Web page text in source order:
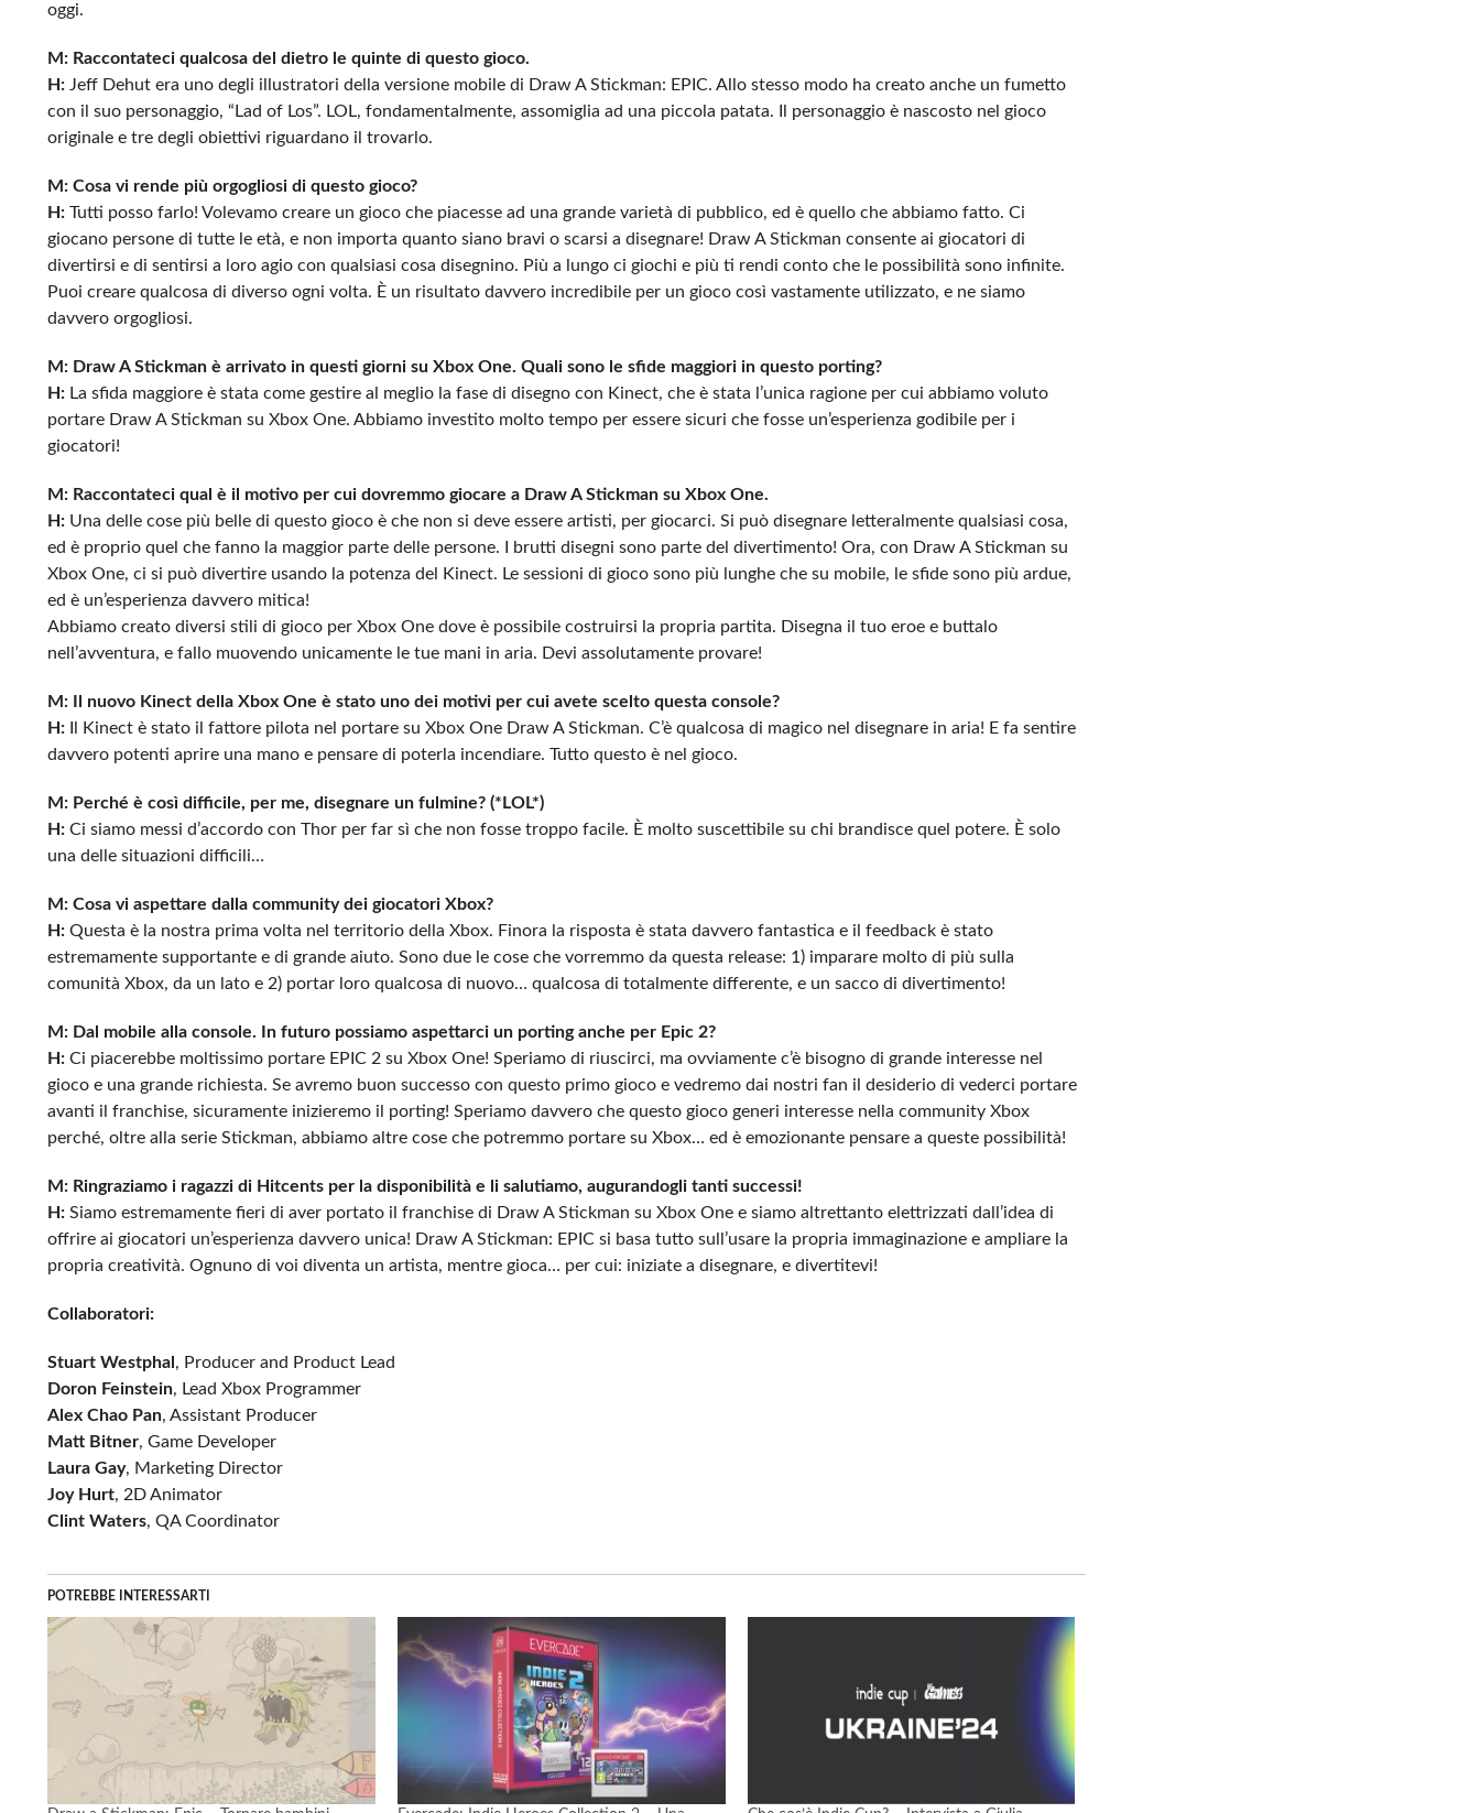
oggi.
M: Raccontateci qualcosa del dietro le quinte di questo gioco.
H:Jeff Dehut era uno degli illustratori della versione mobile di Draw A Stickman: EPIC. Allo stesso modo ha creato anche un fumetto
con il suo personaggio, “Lad of Los”. LOL, fondamentalmente, assomiglia ad una piccola patata. Il personaggio è nascosto nel gioco
originale e tre degli obiettivi riguardano il trovarlo.
M: Cosa vi rende più orgogliosi di questo gioco?
H:Tutti posso farlo! Volevamo creare un gioco che piacesse ad una grande varietà di pubblico, ed è quello che abbiamo fatto. Ci
giocano persone di tutte le età, e non importa quanto siano bravi o scarsi a disegnare! Draw A Stickman consente ai giocatori di
divertirsi e di sentirsi a loro agio con qualsiasi cosa disegnino. Più a lungo ci giochi e più ti rendi conto che le possibilità sono infinite.
Puoi creare qualcosa di diverso ogni volta. È un risultato davvero incredibile per un gioco così vastamente utilizzato, e ne siamo
davvero orgogliosi.
M: Draw A Stickman è arrivato in questi giorni su Xbox One. Quali sono le sfide maggiori in questo porting?
H: La sfida maggiore è stata come gestire al meglio la fase di disegno con Kinect, che è stata l’unica ragione per cui abbiamo voluto
portare Draw A Stickman su Xbox One. Abbiamo investito molto tempo per essere sicuri che fosse un’esperienza godibile per i
giocatori!
M: Raccontateci qual è il motivo per cui dovremmo giocare a Draw A Stickman su Xbox One.
H: Una delle cose più belle di questo gioco è che non si deve essere artisti, per giocarci. Si può disegnare letteralmente qualsiasi cosa,
ed è proprio quel che fanno la maggior parte delle persone. I brutti disegni sono parte del divertimento! Ora, con Draw A Stickman su
Xbox One, ci si può divertire usando la potenza del Kinect. Le sessioni di gioco sono più lunghe che su mobile, le sfide sono più ardue,
ed è un’esperienza davvero mitica!
Abbiamo creato diversi stili di gioco per Xbox One dove è possibile costruirsi la propria partita. Disegna il tuo eroe e buttalo
nell’avventura, e fallo muovendo unicamente le tue mani in aria. Devi assolutamente provare!
M: Il nuovo Kinect della Xbox One è stato uno dei motivi per cui avete scelto questa console?
H:
Il Kinect è stato il fattore pilota nel portare su Xbox One Draw A Stickman. C’è qualcosa di magico nel disegnare in aria! E fa sentire
davvero potenti aprire una mano e pensare di poterla incendiare. Tutto questo è nel gioco.
M: Perché è così difficile, per me, disegnare un fulmine? (*LOL*)
H: Ci siamo messi d’accordo con Thor per far sì che non fosse troppo facile. È molto suscettibile su chi brandisce quel potere. È solo
una delle situazioni difficili…
M: Cosa vi aspettare dalla community dei giocatori Xbox?
H: Questa è la nostra prima volta nel territorio della Xbox. Finora la risposta è stata davvero fantastica e il feedback è stato
estremamente supportante e di grande aiuto. Sono due le cose che vorremmo da questa release: 1) imparare molto di più sulla
comunità Xbox, da un lato e 2) portar loro qualcosa di nuovo… qualcosa di totalmente differente, e un sacco di divertimento!
M: Dal mobile alla console. In futuro possiamo aspettarci un porting anche per Epic 2?
H: Ci piacerebbe moltissimo portare EPIC 2 su Xbox One! Speriamo di riuscirci, ma ovviamente c’è bisogno di grande interesse nel
gioco e una grande richiesta. Se avremo buon successo con questo primo gioco e vedremo dai nostri fan il desiderio di vederci portare
avanti il franchise, sicuramente inizieremo il porting! Speriamo davvero che questo gioco generi interesse nella community Xbox
perché, oltre alla serie Stickman, abbiamo altre cose che potremmo portare su Xbox… ed è emozionante pensare a queste possibilità!
M: Ringraziamo i ragazzi di Hitcents per la disponibilità e li salutiamo, augurandogli tanti successi!
H:Siamo estremamente fieri di aver portato il franchise di Draw A Stickman su Xbox One e siamo altrettanto elettrizzati dall’idea di
offrire ai giocatori un’esperienza davvero unica! Draw A Stickman: EPIC si basa tutto sull’usare la propria immaginazione e ampliare la
propria creatività. Ognuno di voi diventa un artista, mentre gioca… per cui: iniziate a disegnare, e divertitevi!
Collaboratori:
Stuart Westphal , Producer and Product Lead
Doron Feinstein, Lead Xbox Programmer
Alex Chao Pan, Assistant Producer
Matt Bitner, Game Developer
Laura Gay, Marketing Director
Joy Hurt, 2D Animator
Clint Waters, QA Coordinator
POTREBBE INTERESSARTI